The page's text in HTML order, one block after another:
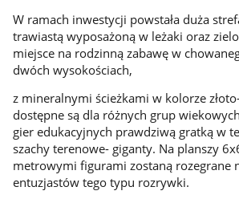
W ramach inwestycji powstała duża
trawiastą wyposażoną w leżaki oraz
miejsce na rodzinną zabawę w
dwóch wysokościach,
z mineralnymi ścieżkami w kolorze
dostępne są dla różnych grup
gier edukacyjnych prawdziwą gratką w
szachy terenowe- giganty. Na planszy
metrowymi figurami zostaną rozegrane
entuzjastów tego typu rozrywki.